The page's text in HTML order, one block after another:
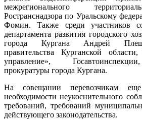
межрегионального
Ространснадзора по Уральскому
Фомин. Также среди участников
департамента развития городского
города Кургана Андрей
правительства Курганской
управление»,
прокуратуры города Кургана.
На совещании перевозчикам
необходимости неукоснительного
требований, требований
действующего законодательства.